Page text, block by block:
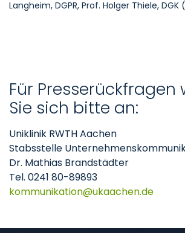
Langheim, DGPR, Prof. Holger Thiele, DGK
Für Presserückfragen
Sie sich bitte an:
Uniklinik RWTH Aachen
Stabsstelle
Dr. Mathias Brandstädter
Tel. 0241 80-89893
kommunikation
ukaachende